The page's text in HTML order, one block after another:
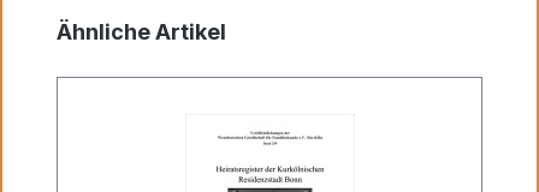
Produktgalerie überspringen
Ähnliche Artikel